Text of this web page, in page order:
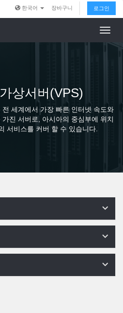
한국어 장바구니 로그인
상서버(VPS)
세계에서 가장 빠른 인터넷 속도와
진 서버로, 아시아의 중심부에 위치
서비스를 커버 할 수 있습니다.